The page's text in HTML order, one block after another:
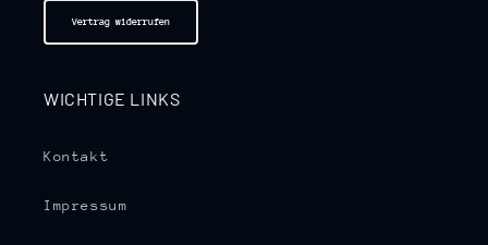
Vertrag widerrufen
WICHTIGE LINKS
Kontakt
Impressum